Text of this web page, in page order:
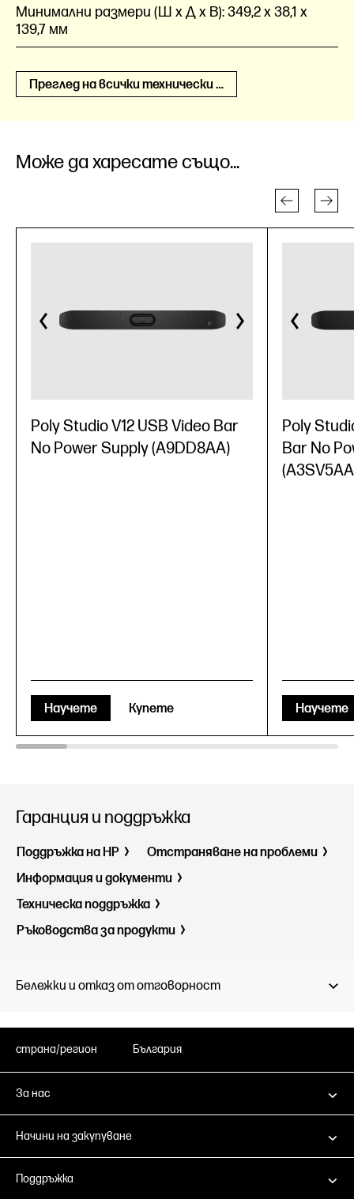
Минимални размери (Ш x Д x В):349,2 x 38,1 x
139,7 мм
Преглед на всички технически спецификации
Може да харесате също...
Poly Studio V12 USB Video Bar
No Power Supply (A9DD8AA)
Научете Купете
Poly
Bar No
Научете
Гаранция и поддръжка
Поддръжка на HP
Отстраняване на проблеми
Информация и документи
Техническа поддръжка
Ръководства за продукти
Бележки и отказ от отговорност
страна/регион България
За нас
Начини на закупуване
Поддръжка